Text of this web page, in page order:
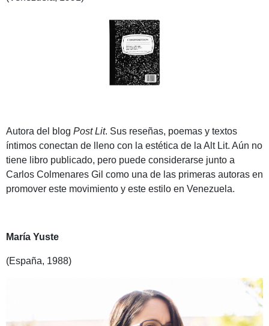
Autora del blog Post Lit. Sus reseñas, poemas y textos
íntimos conectan de lleno con la estética de la Alt Lit. Aún no
tiene libro publicado, pero puede considerarse junto a
Carlos Colmenares Gil como una de las primeras autoras en
promover este movimiento y este estilo en Venezuela.
María Yuste
(España, 1988)